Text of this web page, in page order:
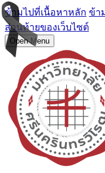
ข้ามไปที่เนื้อหาหลัก ข้า
ส่วนท้ายของเว็บไซต์
Open Menu